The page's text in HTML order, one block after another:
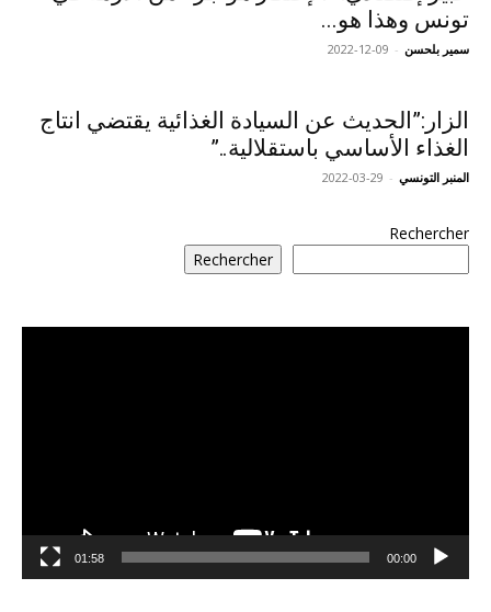
تونس وهذا هو...
سمير بلحسن -
2022-12-09
الزار:”الحديث عن السيادة الغذائية يقتضي انتاج
الغذاء الأساسي باستقلالية..”
المنبر التونسي -
2022-03-29
Rechercher
Rechercher
00:00
01:58